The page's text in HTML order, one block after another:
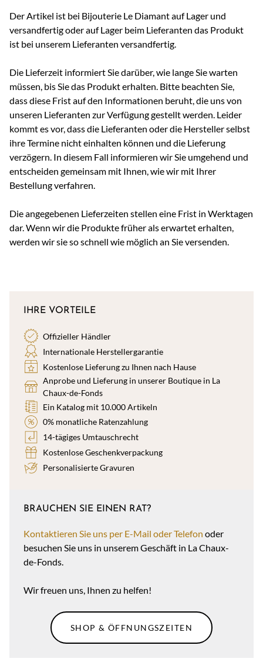
Der Artikel ist bei Bijouterie Le Diamant auf Lager und
versandfertig oder auf Lager beim Lieferanten das Produkt
ist bei unserem Lieferanten versandfertig.
Die Lieferzeit informiert Sie darüber, wie lange Sie warten
müssen, bis Sie das Produkt erhalten. Bitte beachten Sie,
dass diese Frist auf den Informationen beruht, die uns von
unseren Lieferanten zur Verfügung gestellt werden. Leider
kommt es vor, dass die Lieferanten oder die Hersteller selbst
ihre Termine nicht einhalten können und die Lieferung
verzögern. In diesem Fall informieren wir Sie umgehend und
entscheiden gemeinsam mit Ihnen, wie wir mit Ihrer
Bestellung verfahren.
Die angegebenen Lieferzeiten stellen eine Frist in Werktagen
dar. Wenn wir die Produkte früher als erwartet erhalten,
werden wir sie so schnell wie möglich an Sie versenden.
IHRE VORTEILE
Offizieller Händler
Internationale Herstellergarantie
Kostenlose Lieferung zu Ihnen nach Hause
Anprobe und Lieferung in unserer Boutique in La
Chaux-de-Fonds
Ein Katalog mit 10.000 Artikeln
0% monatliche Ratenzahlung
14-tägiges Umtauschrecht
Kostenlose Geschenkverpackung
Personalisierte Gravuren
BRAUCHEN SIE EINEN RAT?
Kontaktieren Sie uns per E-Mail oder Telefon oder
besuchen Sie uns in unserem Geschäft in La Chaux-
de-Fonds.
Wir freuen uns, Ihnen zu helfen!
SHOP & ÖFFNUNGSZEITEN